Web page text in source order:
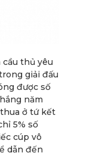
thủ yêu
giải đấu
được số
năm
ở tứ kết
5% số
cúp vô
dẫn đến